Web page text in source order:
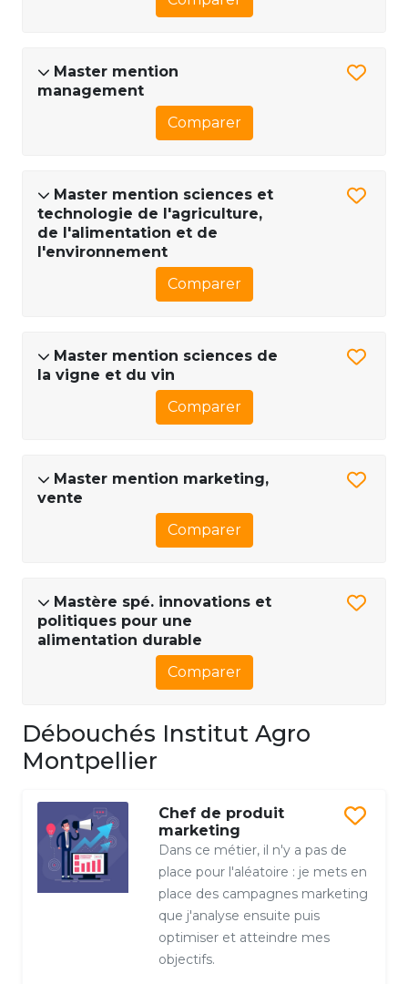
Master mention
management
Comparer
Master mention sciences et
technologie de l'agriculture,
de l'alimentation et de
l'environnement
Comparer
Master mention sciences de
la vigne et du vin
Comparer
Master mention marketing,
vente
Comparer
Mastère spé. innovations et
politiques pour une
alimentation durable
Comparer
Débouchés Institut Agro
Montpellier
Chef de produit
marketing
Dans ce métier, il n'y a pas de
place pour l'aléatoire : je mets en
place des campagnes marketing
que j'analyse ensuite puis
optimiser et atteindre mes
objectifs.